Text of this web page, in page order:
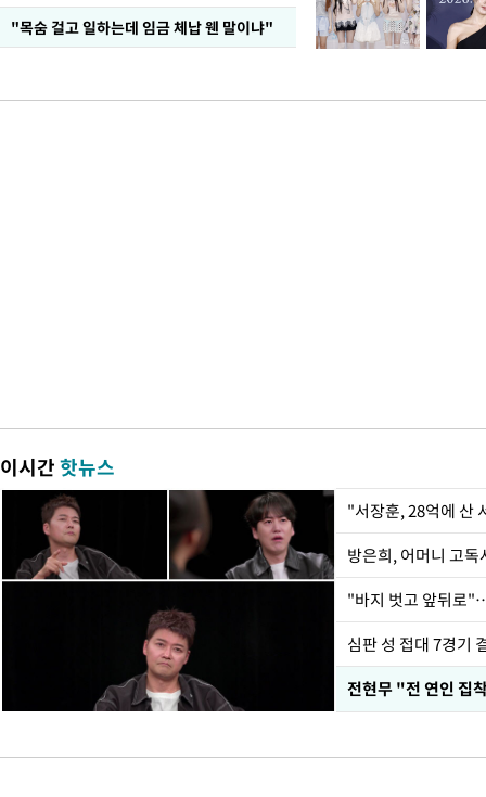
"목숨 걸고 일하는데 임금 체납 웬 말이냐"
이시간핫뉴스
"서장훈, 28억에 산
방은희, 어머니 고
"바지 벗고 앞뒤로
심판 성 접대 7경기